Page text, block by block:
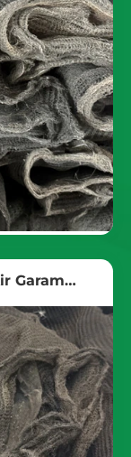
Garam